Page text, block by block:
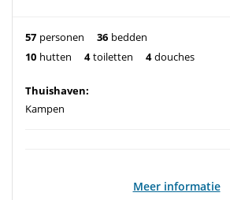
57 personen 36 bedden
10 hutten 4 toiletten 4 douches
Thuishaven:
Kampen
Meer informatie